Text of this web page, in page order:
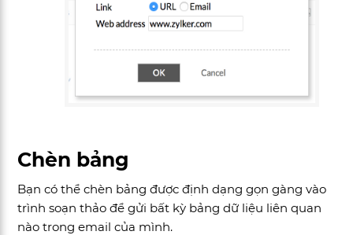
Chèn bảng
Bạn có thể chèn bảng được định dạng gọn gàng vào
trình soạn thảo để gửi bất kỳ bảng dữ liệu liên quan
nào trong email của mình.